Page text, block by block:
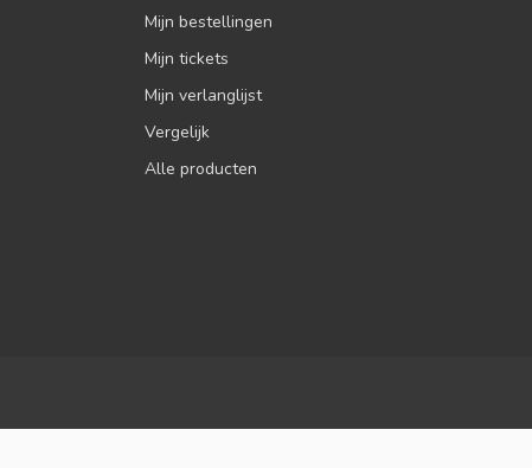
Mijn bestellingen
Mijn tickets
Mijn verlanglijst
Vergelijk
Alle producten